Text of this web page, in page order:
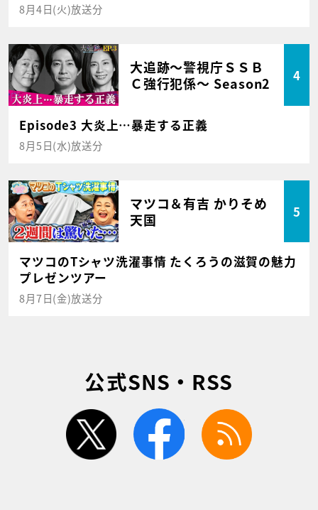
8月4日(火)放送分
大追跡～警視庁ＳＳＢ
Ｃ強行犯係～ Season2
4
Episode3 大炎上…暴走する正義
8月5日(水)放送分
マツコ＆有吉 かりそめ
天国
5
マツコのTシャツ洗濯事情 たくろうの滋賀の魅力
プレゼンツアー
8月7日(金)放送分
公式SNS・RSS
twitter facebook